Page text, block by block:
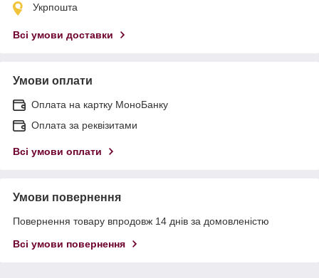
Укрпошта
Всі умови доставки
Умови оплати
Оплата на картку МоноБанку
Оплата за реквізитами
Всі умови оплати
Умови повернення
Повернення товару впродовж 14 днів за домовленістю
Всі умови повернення